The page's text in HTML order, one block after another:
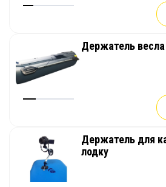
Держатель весла
Держатель для
лодку